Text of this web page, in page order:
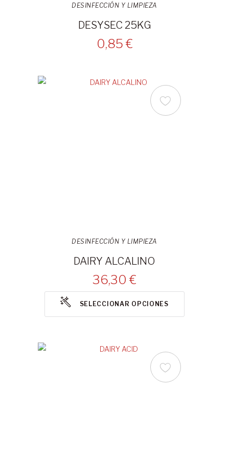
DESINFECCIÓN Y LIMPIEZA
DESYSEC 25KG
0,85 €
DESINFECCIÓN Y LIMPIEZA
DAIRY ALCALINO
36,30 €
SELECCIONAR OPCIONES